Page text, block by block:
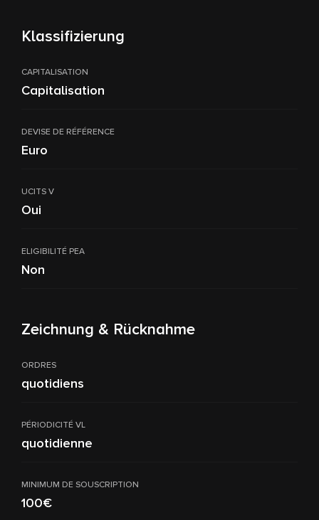
Klassifizierung
CAPITALISATION
Capitalisation
DEVISE DE RÉFÉRENCE
Euro
UCITS V
Oui
ELIGIBILITÉ PEA
Non
Zeichnung & Rücknahme
ORDRES
quotidiens
PÉRIODICITÉ VL
quotidienne
MINIMUM DE SOUSCRIPTION
100€